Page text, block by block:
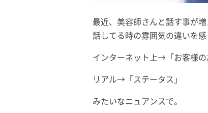
最近、美容師さんと話す事が
話してる時の雰囲気の違いを感
インターネット上→「お客様の
リアル→「ステータス」
みたいなニュアンスで。